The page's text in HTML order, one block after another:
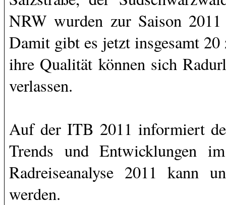
NRW wurden zur Saison 2011
Damit gibt es jetzt insgesamt
ihre Qualität können sich
verlassen.
Auf der ITB 2011 informiert
Trends und Entwicklungen
Radreiseanalyse 2011 kann
werden.